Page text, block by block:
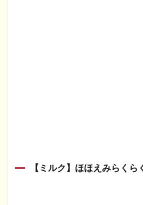
【ミルク】ほほえみらくら